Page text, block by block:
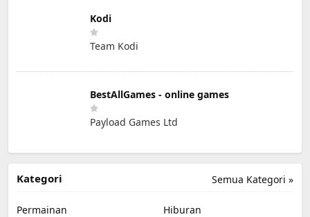
Kodi
Team Kodi
BestAllGames - online games
Payload Games Ltd
Semua Kategori »
Kategori
Permainan
Hiburan